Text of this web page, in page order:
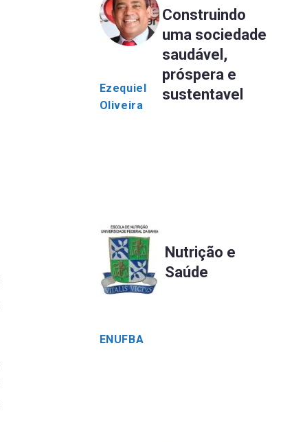
Ezequiel
Oliveira
Construindo
uma sociedade
saudável,
próspera e
sustentavel
ENUFBA
Nutrição e
Saúde